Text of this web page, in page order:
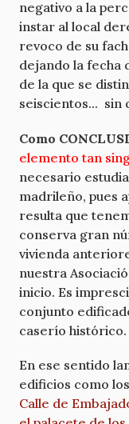
negativo a la
instar al local
revoco de su
dejando la fecha
de la que se
seiscientos... sin
Como
elemento tan
necesario
madrileño, pues
resulta que
conserva gran
vivienda
nuestra
inicio. Es
conjunto
caserío histórico.
En ese sentido
edificios como
Calle de